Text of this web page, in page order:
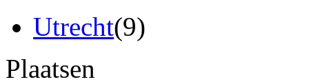
Utrecht(9)
Plaatsen